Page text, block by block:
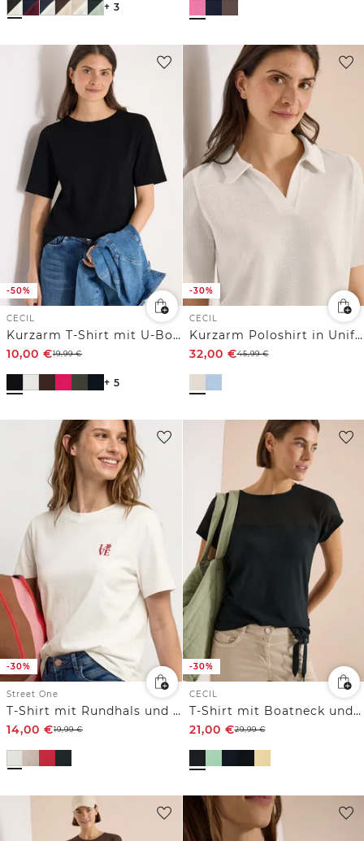
+ 3
-50%
CECIL
Kurzarm T-Shirt mit U-Boot-Ausschnitt
10,00 €19,99€
+ 5
-30%
CECIL
Kurzarm Poloshirt in Unifarbe
32,00 €45,99€
-30%
Street One
T-Shirt mit Rundhals und Printdetail
14,00 €19,99€
-30%
CECIL
T-Shirt mit Boatneck und Mesh-Einsatz
21,00 €29,99€